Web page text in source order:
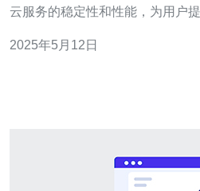
云服务的稳定性和性能，为用户
极大地提升了网络连接的稳定性
2025年5月12日